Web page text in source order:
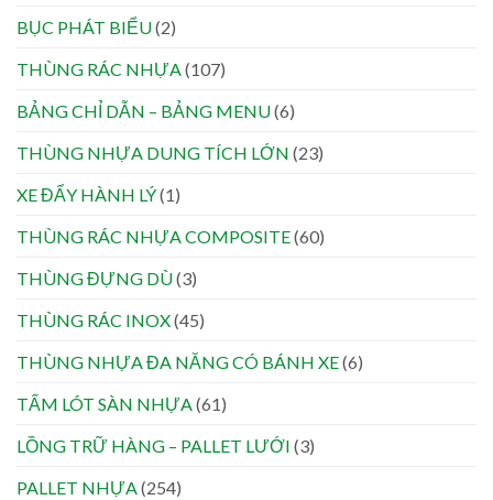
BỤC PHÁT BIỂU(2)
THÙNG RÁC NHỰA(107)
BẢNG CHỈ DẪN – BẢNG MENU(6)
THÙNG NHỰA DUNG TÍCH LỚN (23)
XE ĐẨY HÀNH LÝ(1)
THÙNG RÁC NHỰA COMPOSITE(60)
THÙNG ĐỰNG DÙ(3)
THÙNG RÁC INOX(45)
THÙNG NHỰA ĐA NĂNG CÓ BÁNH XE(6)
TẤM LÓT SÀN NHỰA(61)
LỒNG TRỮ HÀNG – PALLET LƯỚI (3)
PALLET NHỰA(254)